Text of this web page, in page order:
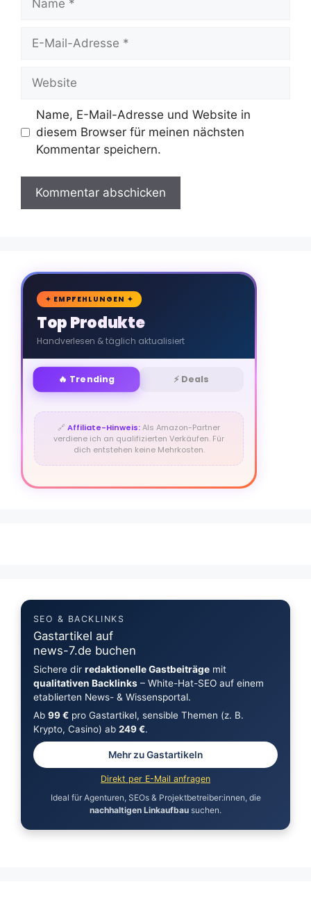
Website
Name, E-Mail-Adresse und Website in
diesem Browser für meinen nächsten
Kommentar speichern.
🛒
✦ EMPFEHLUNGEN ✦
Top Produkte
Handverlesen & täglich aktualisiert
🔥 Trending ⚡ Deals
🔗Affiliate-Hinweis:Als Amazon-Partner
verdiene ich an qualifizierten Verkäufen. Für
dich entstehen keine Mehrkosten.
SEO & BACKLINKS
Gastartikel auf
news-7.de buchen
Sichere dir redaktionelle Gastbeiträgemit
qualitativen Backlinks– White-Hat-SEO auf einem
etablierten News- & Wissensportal.
Ab 99 €pro Gastartikel, sensible Themen (z. B.
Krypto, Casino) ab 249 €.
Mehr zu Gastartikeln
Direkt per E-Mail anfragen
Ideal für Agenturen, SEOs & Projektbetreiber:innen, die
nachhaltigen Linkaufbau suchen.